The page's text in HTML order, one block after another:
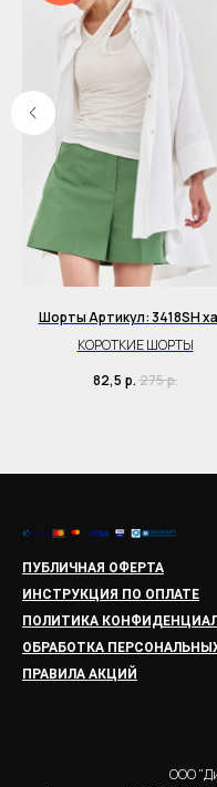
Шорты Артикул: 3418SH
КОРОТКИЕ ШОРТЫ
82,5 р. 275р.
ПУБЛИЧНАЯ ОФЕРТА
ИНСТРУКЦИЯ ПО ОПЛАТЕ
ПОЛИТИКА
ОБРАБОТКА
ПРАВИЛА АКЦИЙ
ООО